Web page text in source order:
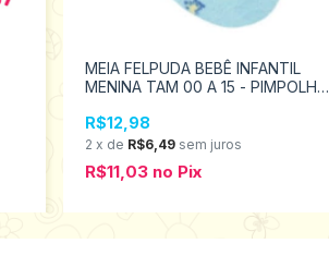
MEIA FELPUDA BEBÊ INFANTIL
MENINA TAM 00 A 15 - PIMPOLHO
R$12,98
2 x de R$6,49 sem juros
R$11,03 no Pix